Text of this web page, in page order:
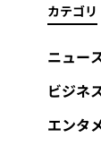
カテゴリ
ニュー
ビジネ
エンタ